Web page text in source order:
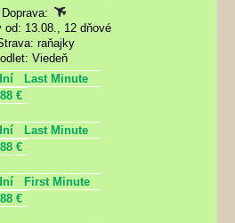
Doprava:
od: 13.08., 12 dňové
raňajky
odlet: Viedeň
Last Minute
€
Last Minute
€
First Minute
€